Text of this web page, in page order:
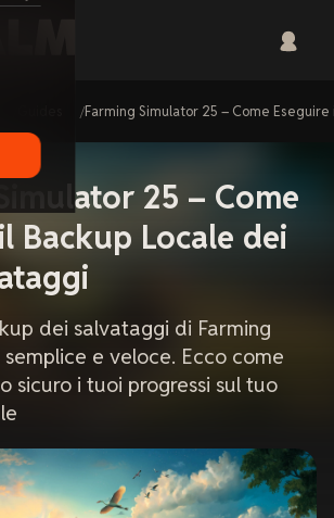
Farming Simulator 25 – Come
25 – Come
Backup Locale dei
dei salvataggi di Farming
e veloce. Ecco come
sicuro i tuoi progressi sul tuo